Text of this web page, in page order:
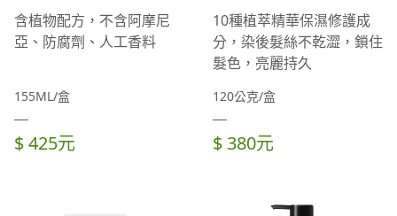
含植物配方，不含阿摩尼
亞、防腐劑、人工香料
155ML/盒
$ 425元
10種植萃精華保濕修護成
分，染後髮絲不乾澀，鎖住
髮色，亮麗持久
120公克/盒
$ 380元